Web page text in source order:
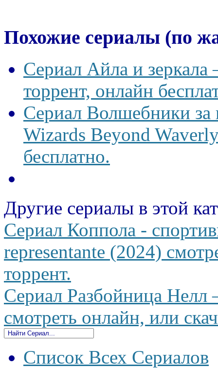
Похожие сериалы (по
Сериал Айла и
торрент, онлайн
Сериал Волшебники
Wizards Beyond
бесплатно.
Другие сериалы в этой
Сериал Коппола -
representante (2024)
торрент.
Сериал Разбойница
смотреть онлайн, или
Список Всех Сериалов